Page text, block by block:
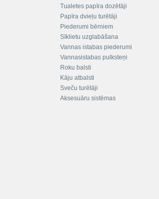
Tualetes papīra dozētāji
Papīra dvieļu turētāji
Piederumi bērniem
Sīklietu uzglabāšana
Vannas istabas piederumi
Vannasistabas pulksteņi
Roku balsti
Kāju atbalsti
Sveču turētāji
Aksesuāru sistēmas